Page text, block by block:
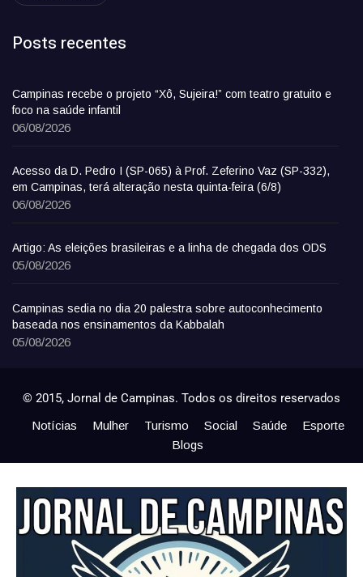
Posts recentes
Campinas recebe o projeto “Xô, Sujeira!” com teatro gratuito e
foco na saúde infantil
06/08/2026
Acesso da D. Pedro I (SP-065) à Prof. Zeferino Vaz (SP-332),
em Campinas, terá alteração nesta quinta-feira (6/8)
06/08/2026
Artigo: As eleições brasileiras e a linha de chegada dos ODS
05/08/2026
Campinas sedia no dia 20 palestra sobre autoconhecimento
baseada nos ensinamentos da Kabbalah
05/08/2026
© 2015, Jornal de Campinas. Todos os direitos reservados
Notícias Mulher Turismo Social Saúde
Esporte
Blogs